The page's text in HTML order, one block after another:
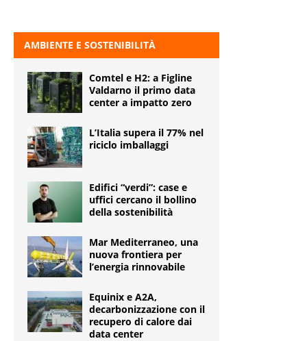
AMBIENTE E SOSTENIBILITÀ
Comtel e H2: a Figline
Valdarno il primo data
center a impatto zero
L’Italia supera il 77% nel
riciclo imballaggi
Edifici “verdi”: case e
uffici cercano il bollino
della sostenibilità
Mar Mediterraneo, una
nuova frontiera per
l’energia rinnovabile
Equinix e A2A,
decarbonizzazione con il
recupero di calore dai
data center